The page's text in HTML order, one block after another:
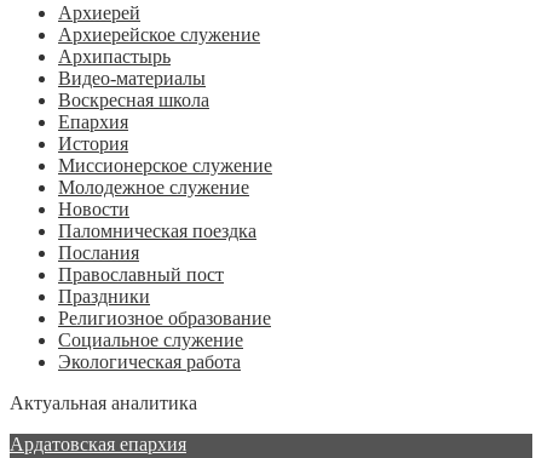
Архиерей
Архиерейское служение
Архипастырь
Видео-материалы
Воскресная школа
Епархия
История
Миссионерское служение
Молодежное служение
Новости
Паломническая поездка
Послания
Православный пост
Праздники
Религиозное образование
Социальное служение
Экологическая работа
Актуальная аналитика
Ардатовская епархия